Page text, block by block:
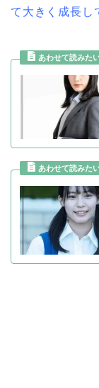
て大きく成長し